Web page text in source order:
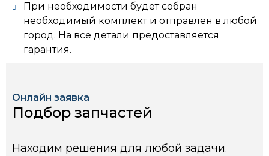
При необходимости будет собран
необходимый комплект и отправлен в любой
город. На все детали предоставляется
гарантия.
Онлайн заявка
Подбор запчастей
Находим решения для любой задачи.